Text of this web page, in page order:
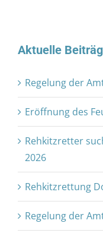
Aktuelle
Regelung der
Eröffnung des
Rehkitzretter
2026
Rehkitzrettung
Regelung der